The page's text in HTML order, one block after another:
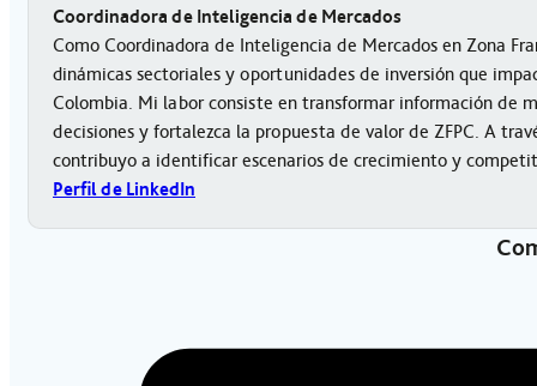
Coordinadora de Inteligencia de Mercados
Como Coordinadora de Inteligencia de Mercados en Zona
dinámicas sectoriales y oportunidades de inversión que
Colombia. Mi labor consiste en transformar información de
decisiones y fortalezca la propuesta de valor de ZFPC. A
contribuyo a identificar escenarios de crecimiento y
Perfil de LinkedIn